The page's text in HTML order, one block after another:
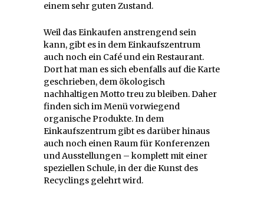
einem sehr guten Zustand.
Weil das Einkaufen anstrengend sein
kann, gibt es in dem Einkaufszentrum
auch noch ein Café und ein Restaurant.
Dort hat man es sich ebenfalls auf die Karte
geschrieben, dem ökologisch
nachhaltigen Motto treu zu bleiben. Daher
finden sich im Menü vorwiegend
organische Produkte. In dem
Einkaufszentrum gibt es darüber hinaus
auch noch einen Raum für Konferenzen
und Ausstellungen – komplett mit einer
speziellen Schule, in der die Kunst des
Recyclings gelehrt wird.